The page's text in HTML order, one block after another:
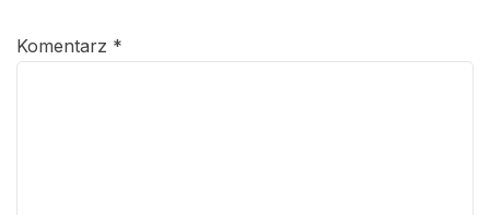
Komentarz *